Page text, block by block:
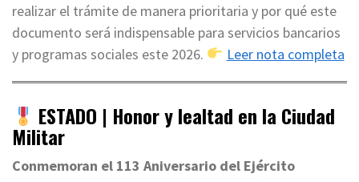
realizar el trámite de manera prioritaria y por qué este
documento será indispensable para servicios bancarios
y programas sociales este 2026.
Leer nota completa
ESTADO | Honor y lealtad en la Ciudad
Militar
Conmemoran el 113 Aniversario del Ejército